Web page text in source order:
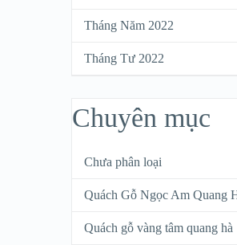
Tháng Năm 2022
Tháng Tư 2022
Chuyên mục
Chưa phân loại
Quách Gỗ Ngọc Am Quang
Quách gỗ vàng tâm quang hà